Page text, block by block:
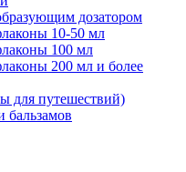
дозатором
10-50 мл
100 мл
200 мл и более
для путешествий)
бальзамов